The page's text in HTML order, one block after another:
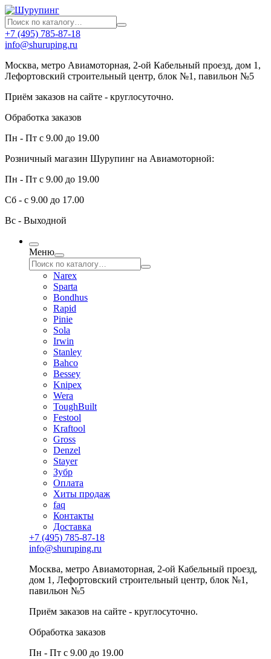
+7 (495) 785-87-18
info@shuruping.ru
Москва, метро Авиамоторная, 2-ой Кабельный проезд, дом 1,
Лефортовский строительный центр, блок №1, павильон №5
Приём заказов на сайте - круглосуточно.
Обработка заказов
Пн - Пт с 9.00 до 19.00
Розничный магазин Шурупинг на Авиамоторной:
Пн - Пт с 9.00 до 19.00
Сб - с 9.00 до 17.00
Вс - Выходной
Меню
Narex
Sparta
Bondhus
Rapid
Pinie
Sola
Irwin
Stanley
Bahco
Bessey
Knipex
Wera
ToughBuilt
Festool
Kraftool
Gross
Denzel
Stayer
Зубр
Оплата
Хиты продаж
faq
Контакты
Доставка
+7 (495) 785-87-18
info@shuruping.ru
Москва, метро Авиамоторная, 2-ой Кабельный проезд,
дом 1, Лефортовский строительный центр, блок №1,
павильон №5
Приём заказов на сайте - круглосуточно.
Обработка заказов
Пн - Пт с 9.00 до 19.00